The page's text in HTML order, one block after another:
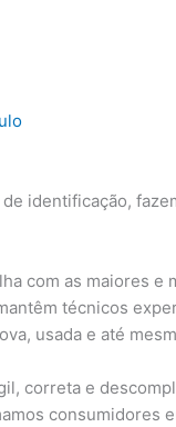
identificação,
com as maiores e
técnicos
usada e até
correta e
consumidores